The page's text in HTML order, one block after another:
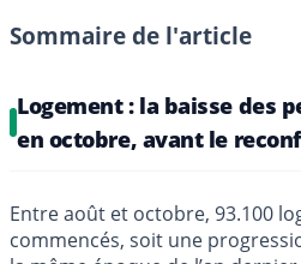
Sommaire de l'article
Logement : la baisse des
en octobre, avant le
Entre août et octobre, 93.100
commencés, soit une